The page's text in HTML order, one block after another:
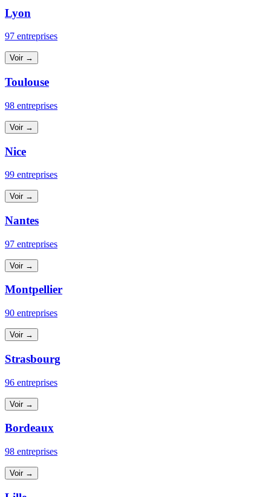
Lyon
97 entreprises
Voir →
Toulouse
98 entreprises
Voir →
Nice
99 entreprises
Voir →
Nantes
97 entreprises
Voir →
Montpellier
90 entreprises
Voir →
Strasbourg
96 entreprises
Voir →
Bordeaux
98 entreprises
Voir →